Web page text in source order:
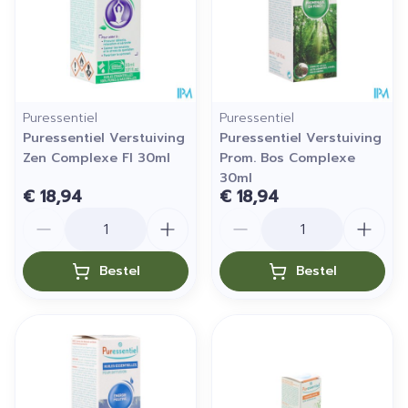
Puressentiel
Puressentiel Verstuiving
Zen Complexe Fl 30ml
€ 18,94
Bestel
Puressentiel
Puressentiel Verstuiving
Prom. Bos Complexe
30ml
€ 18,94
Bestel